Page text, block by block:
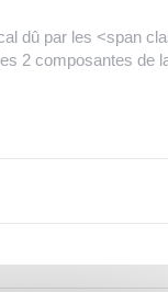
dû par les <span
2 composantes de